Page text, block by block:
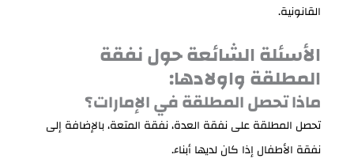
القانونية.
الأسئلة الشائعة حول نفقة
المطلقة واولادها:
ماذا تحصل المطلقة في الإمارات؟
تحصل المطلقة على نفقة العدة، نفقة المتعة، بالإضافة إلى
نفقة الأطفال إذا كان لديها أبناء.